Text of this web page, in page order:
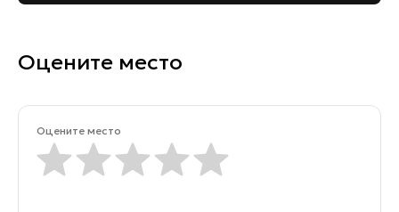
Оцените место
Оцените место